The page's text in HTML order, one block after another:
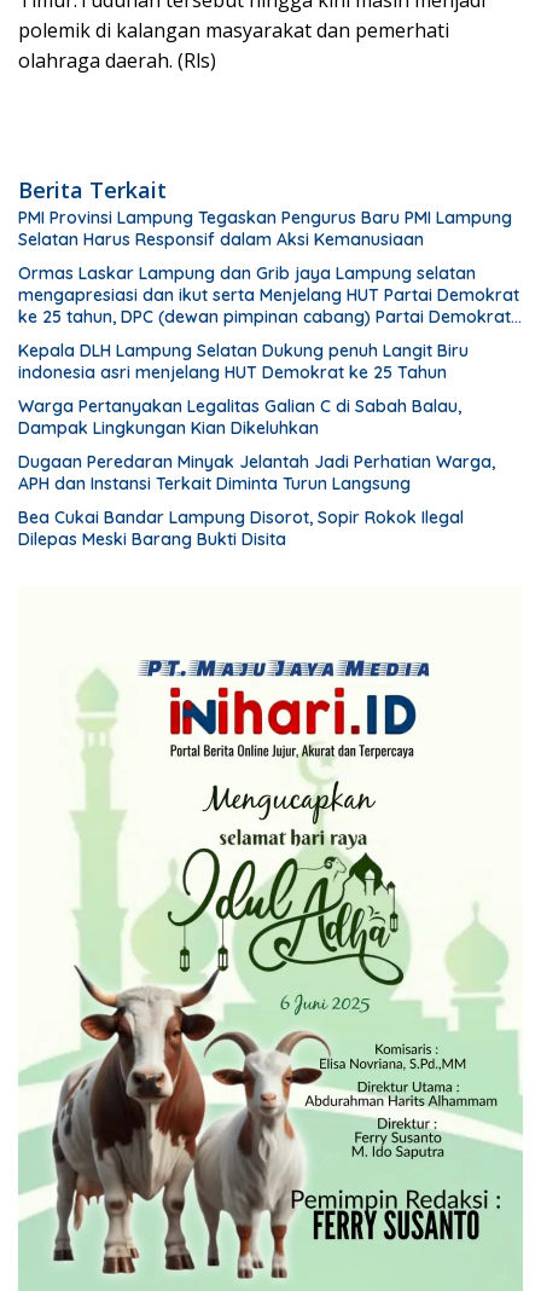
polemik di kalangan masyarakat dan pemerhati
olahraga daerah. (Rls)
Berita Terkait
PMI Provinsi Lampung Tegaskan Pengurus Baru PMI Lampung
Selatan Harus Responsif dalam Aksi Kemanusiaan
Ormas Laskar Lampung dan Grib jaya Lampung selatan
mengapresiasi dan ikut serta Menjelang HUT Partai Demokrat
ke 25 tahun, DPC (dewan pimpinan cabang) Partai Demokrat
Lampung Selatan gelar aksi bersih-bersih pantai dan
menanam pohon
Kepala DLH Lampung Selatan Dukung penuh Langit Biru
indonesia asri menjelang HUT Demokrat ke 25 Tahun
Warga Pertanyakan Legalitas Galian C di Sabah Balau,
Dampak Lingkungan Kian Dikeluhkan
Dugaan Peredaran Minyak Jelantah Jadi Perhatian Warga,
APH dan Instansi Terkait Diminta Turun Langsung
Bea Cukai Bandar Lampung Disorot, Sopir Rokok Ilegal
Dilepas Meski Barang Bukti Disita